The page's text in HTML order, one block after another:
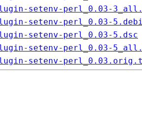
setenv-perl_0.03-
setenv-perl_0.03-
setenv-perl_0.03-5.dsc
setenv-perl_0.03-
setenv-